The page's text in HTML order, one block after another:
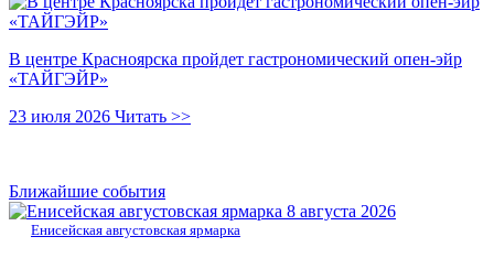
В центре Красноярска пройдет гастрономический опен-эйр
«ТАЙГЭЙР»
23 июля 2026 Читать >>
Ближайшие события
8 августа 2026
Енисейская августовская ярмарка